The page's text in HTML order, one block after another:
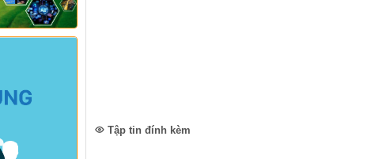
Tập tin đính kèm